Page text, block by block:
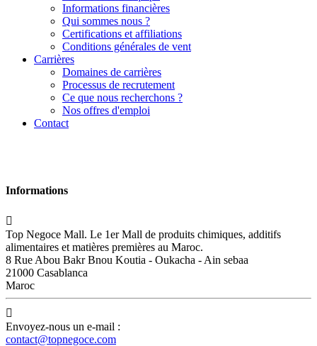
Informations financières
Qui sommes nous ?
Certifications et affiliations
Conditions générales de vent
Carrières
Domaines de carrières
Processus de recrutement
Ce que nous recherchons ?
Nos offres d'emploi
Contact
Informations

Top Negoce Mall. Le 1er Mall de produits chimiques, additifs
alimentaires et matières premières au Maroc.
8 Rue Abou Bakr Bnou Koutia - Oukacha - Ain sebaa
21000 Casablanca
Maroc

Envoyez-nous un e-mail :
contact@topnegoce.com